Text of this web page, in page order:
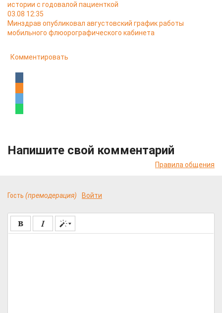
истории с годовалой пациенткой
03.08 12:35
Минздрав опубликовал августовский график работы
мобильного флюорографического кабинета
Комментировать
Напишите свой комментарий
Правила общения
Гость (премодерация) Войти